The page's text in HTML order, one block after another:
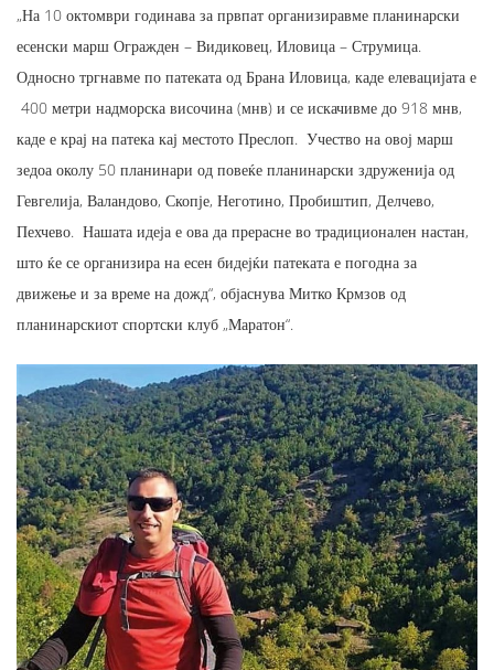
„На 10 октомври годинава за првпат организиравме планинарски
есенски марш Огражден – Видиковец, Иловица – Струмица.
Односно тргнавме по патеката од Брана Иловица, каде елевацијата е
400 метри надморска височина (мнв) и се искачивме до 918 мнв,
каде е крај на патека кај местото Преслоп. Учество на овој марш
зедоа околу 50 планинари од повеќе планинарски здруженија од
Гевгелија, Валандово, Скопје, Неготино, Пробиштип, Делчево,
Пехчево. Нашата идеја е ова да прерасне во традиционален настан,
што ќе се организира на есен бидејќи патеката е погодна за
движење и за време на дожд“, објаснува Митко Крмзов од
планинарскиот спортски клуб „Маратон“.